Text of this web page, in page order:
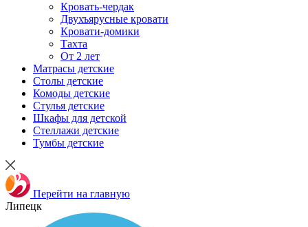
Кровать-чердак
Двухъярусные кровати
Кровати-домики
Тахта
От 2 лет
Матрасы детские
Столы детские
Комоды детские
Стулья детские
Шкафы для детской
Стеллажи детские
Тумбы детские
Перейти на главную
Липецк